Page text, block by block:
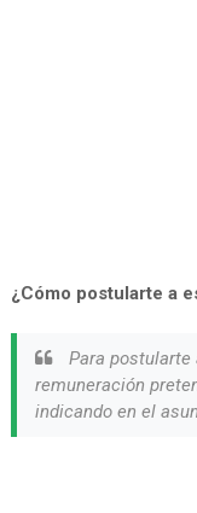
¿Cómo postularte a
Para postularte
remuneración
indicando en el